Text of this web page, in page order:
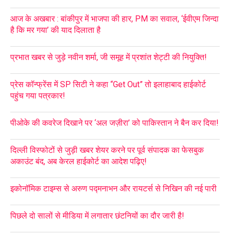
आज के अखबार : बांकीपुर में भाजपा की हार, PM का सवाल, ‘ईवीएम जिन्दा
है कि मर गया’ की याद दिलाता है
प्रभात खबर से जुड़े नवीन शर्मा, जी समूह में प्रशांत शेट्टी की नियुक्ति!
प्रेस कॉन्फ्रेंस में SP सिटी ने कहा “Get Out” तो इलाहाबाद हाईकोर्ट
पहुंच गया पत्रकार!
पीओके की कवरेज दिखाने पर ‘अल जज़ीरा’ को पाकिस्तान ने बैन कर दिया!
दिल्ली विस्फोटों से जुड़ी खबर शेयर करने पर पूर्व संपादक का फेसबुक
अकाउंट बंद, अब केरल हाईकोर्ट का आदेश पढ़िए!
इकोनॉमिक टाइम्स से अरुण पद्मनाभन और रायटर्स से निखिन की नई पारी
पिछले दो सालों से मीडिया में लगातार छंटनियों का दौर जारी है!